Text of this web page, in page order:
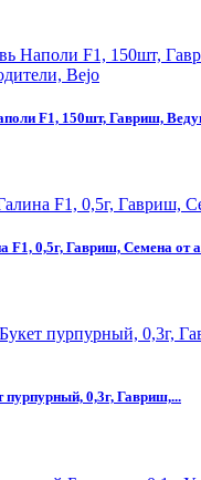
F1, 150шт, Гавриш,
F1, 0,5г, Гавриш, Семена от
пурпурный, 0,3г, Гавриш,...